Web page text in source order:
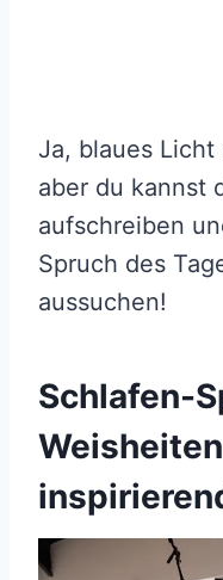
Ja, blaues
aber du kannst
aufschreiben
Spruch des
aussuchen!
Schlafen-